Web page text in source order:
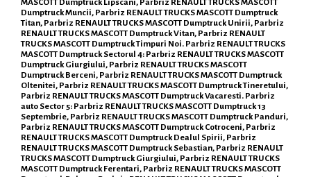
MASCOTT Dumptruck Lipscani, Parbriz RENAULT TRUCKS MASCOTT
Dumptruck Muncii, Parbriz RENAULT TRUCKS MASCOTT Dumptruck
Titan, Parbriz RENAULT TRUCKS MASCOTT Dumptruck Unirii, Parbriz
RENAULT TRUCKS MASCOTT Dumptruck Vitan, Parbriz RENAULT
TRUCKS MASCOTT Dumptruck Timpuri Noi. Parbriz RENAULT TRUCKS
MASCOTT Dumptruck Sectorul 4: Parbriz RENAULT TRUCKS MASCOTT
Dumptruck Giurgiului, Parbriz RENAULT TRUCKS MASCOTT
Dumptruck Berceni, Parbriz RENAULT TRUCKS MASCOTT Dumptruck
Oltenitei, Parbriz RENAULT TRUCKS MASCOTT Dumptruck Tineretului,
Parbriz RENAULT TRUCKS MASCOTT Dumptruck Vacaresti. Parbriz
auto Sector 5: Parbriz RENAULT TRUCKS MASCOTT Dumptruck 13
Septembrie, Parbriz RENAULT TRUCKS MASCOTT Dumptruck Panduri,
Parbriz RENAULT TRUCKS MASCOTT Dumptruck Cotroceni, Parbriz
RENAULT TRUCKS MASCOTT Dumptruck Dealul Spirii, Parbriz
RENAULT TRUCKS MASCOTT Dumptruck Sebastian, Parbriz RENAULT
TRUCKS MASCOTT Dumptruck Giurgiului, Parbriz RENAULT TRUCKS
MASCOTT Dumptruck Ferentari, Parbriz RENAULT TRUCKS MASCOTT